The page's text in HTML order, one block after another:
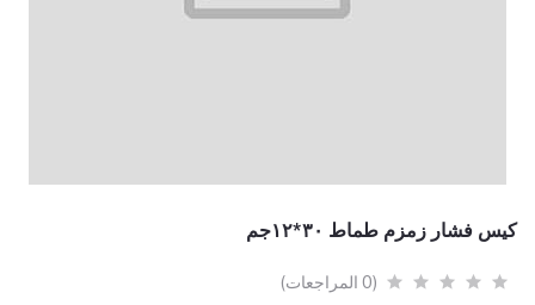
كيس فشار زمزم طماط ٣٠*١٢جم
(0 المراجعات)